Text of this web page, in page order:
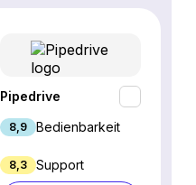
Pipedrive
8,9 Bedienbarkeit
8,3 Support